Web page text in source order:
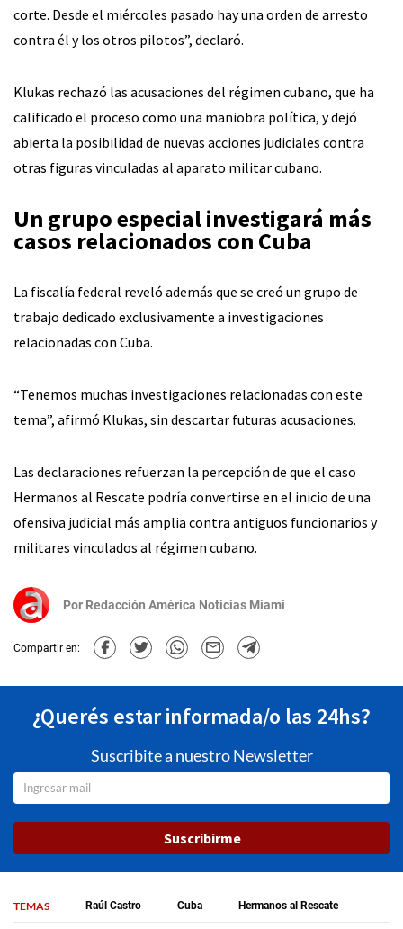
corte. Desde el miércoles pasado hay una orden de arresto
contra él y los otros pilotos”, declaró.
Klukas rechazó las acusaciones del régimen cubano, que ha
calificado el proceso como una maniobra política, y dejó
abierta la posibilidad de nuevas acciones judiciales contra
otras figuras vinculadas al aparato militar cubano.
Un grupo especial investigará más
casos relacionados con Cuba
La fiscalía federal reveló además que se creó un grupo de
trabajo dedicado exclusivamente a investigaciones
relacionadas con Cuba.
“Tenemos muchas investigaciones relacionadas con este
tema”, afirmó Klukas, sin descartar futuras acusaciones.
Las declaraciones refuerzan la percepción de que el caso
Hermanos al Rescate podría convertirse en el inicio de una
ofensiva judicial más amplia contra antiguos funcionarios y
militares vinculados al régimen cubano.
Por Redacción América Noticias Miami
Compartir en:
¿Querés estar informada/o las 24hs?
Suscribite a nuestro Newsletter
Suscribirme
TEMAS Raúl Castro Cuba Hermanos al Rescate